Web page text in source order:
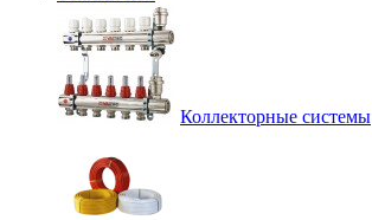
Коллекторные системы